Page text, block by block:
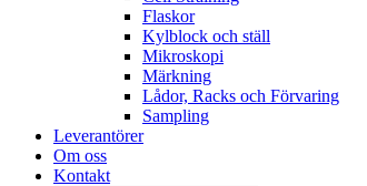
Flaskor
Kylblock och ställ
Mikroskopi
Märkning
Lådor, Racks och Förvaring
Sampling
Leverantörer
Om oss
Kontakt